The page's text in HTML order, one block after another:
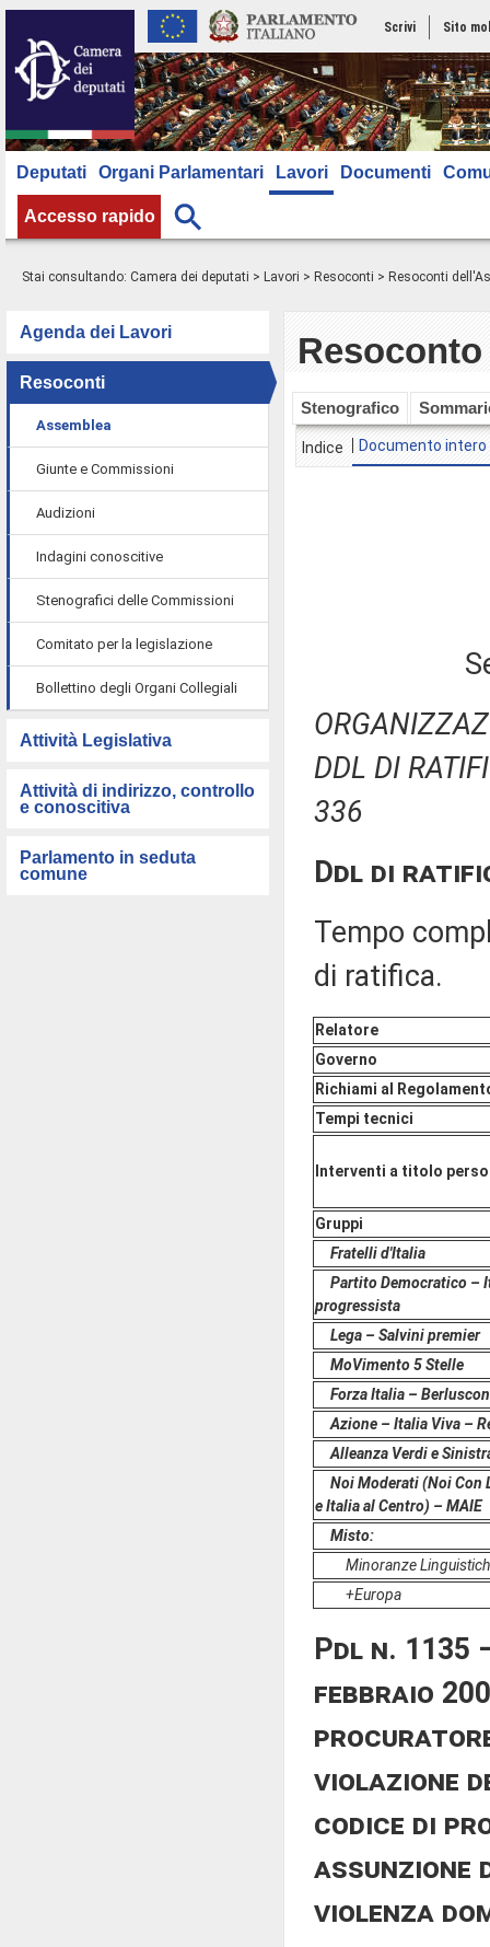
Scrivi Sito
Deputati Organi Parlamentari Lavori Documenti
Accesso rapido
Stai consultando: Camera dei deputati > Lavori > Resoconti > Resoconti
Agenda dei Lavori
Resoconti
Assemblea
Giunte e Commissioni
Audizioni
Indagini conoscitive
Stenografici delle Commissioni
Comitato per la legislazione
Bollettino degli Organi Collegiali
Attività Legislativa
Attività di indirizzo, controllo
e conoscitiva
Parlamento in seduta
comune
Stenografico
Indice Documento intero
DDL DI
336
Ddl di
Tempo
di ratifica.
Relatore
Governo
Richiami al
Tempi tecnici
Interventi a titolo
Gruppi
Fratelli d'Italia
Partito Democratico –
progressista
Lega – Salvini premier
MoVimento 5 Stelle
Forza Italia –
Azione – Italia Viva –
Alleanza Verdi e
Noi Moderati (Noi Con
e Italia al Centro) – MAIE
Misto:
Minoranze
+Europa
Pdl n.
febbraio
violazione
codice di
assunzione
violenza